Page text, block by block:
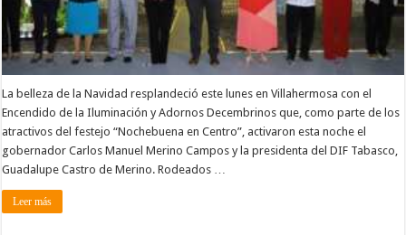
La belleza de la Navidad resplandeció este lunes en Villahermosa con el
Encendido de la Iluminación y Adornos Decembrinos que, como parte de los
atractivos del festejo “Nochebuena en Centro”, activaron esta noche el
gobernador Carlos Manuel Merino Campos y la presidenta del DIF Tabasco,
Guadalupe Castro de Merino. Rodeados …
Leer más